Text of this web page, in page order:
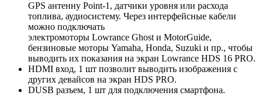
GPS антенну Point-1, датчики уровня или расхода
топлива, аудиосистему. Через интерфейсные кабели
можно подключать
электромоторы Lowrance Ghost и MotorGuide,
бензиновые моторы Yamaha, Honda, Suzuki и пр., чтобы
выводить их показания на экран Lowrance HDS 16 PRO.
HDMI вход, 1 шт позволит выводить изображения с
других девайсов на экран HDS PRO.
DUSB разъем, 1 шт для подключения смартфона.